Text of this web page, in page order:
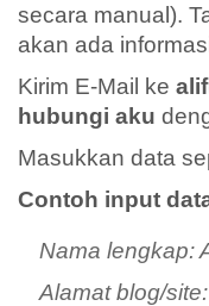
secara manual).
akan ada
Kirim E-Mail ke
hubungi aku
Masukkan data
Contoh input
Nama lengkap:
Alamat blog/